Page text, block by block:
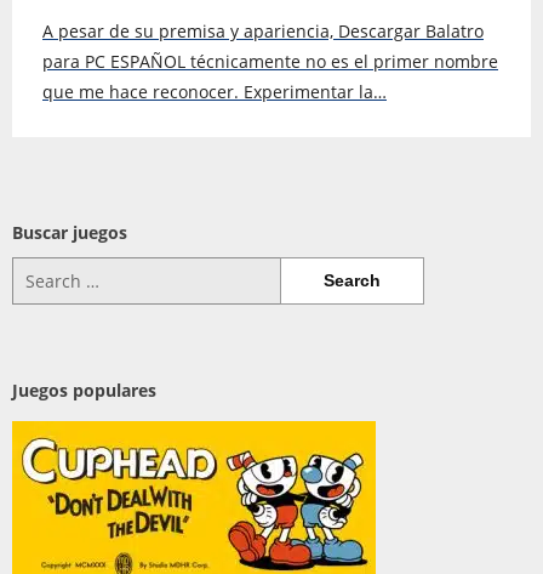
A pesar de su premisa y apariencia, Descargar Balatro
para PC ESPAÑOL técnicamente no es el primer nombre
que me hace reconocer. Experimentar la…
Buscar juegos
for:
Juegos populares